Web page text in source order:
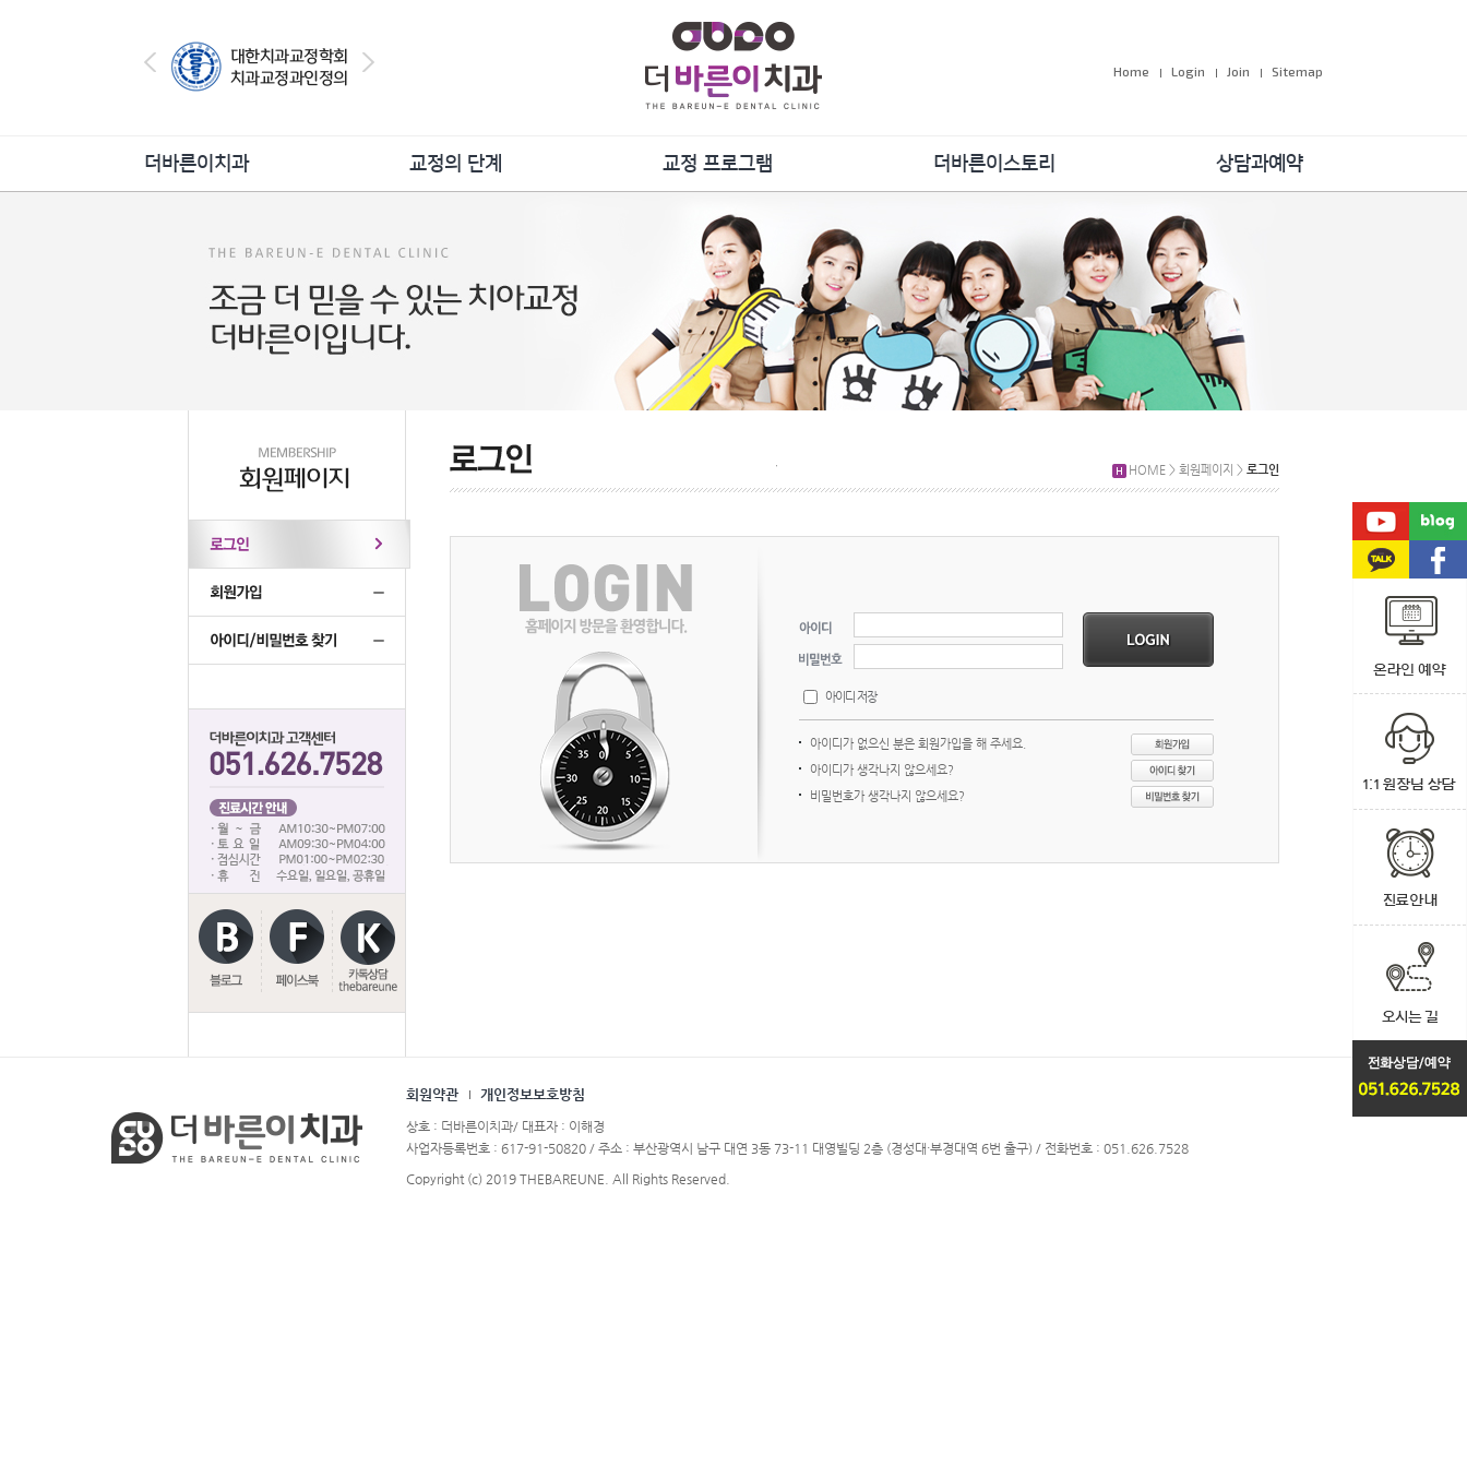
Home Login Join Sitemap
더바른이치과 교정의 단계 교정 프로그램 더바른이스토리 상담과예약
병원둘러보기
오시는길
교정의 유지 및 관리
장치별 프로그램
언론속의 더바른이
강연 및 학술대회
사회공헌활동
더바른 우리 이야기
감사합니다
HOME > 회원페이지 > 로그인
아이디 저장
아이디가 없으신 분은 회원가입을 해 주세요.
아이디가 생각나지 않으세요?
비밀번호가 생각나지 않으세요?
회원약관 개인정보보호방침
상호 : 더바른이치과/ 대표자 : 이해경
사업자등록번호 : 617-91-50820 / 주소 : 부산광역시 남구 대연 3동 73-11 대영빌딩 2층 (경성대·부경대역 6번 출구) / 전화번호 : 051.626.7528
Copyright (c) 2019 THEBAREUNE. All Rights Reserved.